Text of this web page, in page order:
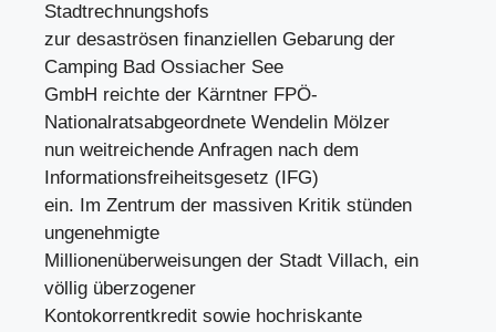
Stadtrechnungshofs
zur desaströsen finanziellen Gebarung der
Camping Bad Ossiacher See
GmbH reichte der Kärntner FPÖ-
Nationalratsabgeordnete Wendelin Mölzer
nun weitreichende Anfragen nach dem
Informationsfreiheitsgesetz (IFG)
ein. Im Zentrum der massiven Kritik stünden
ungenehmigte
Millionenüberweisungen der Stadt Villach, ein
völlig überzogener
Kontokorrentkredit sowie hochriskante